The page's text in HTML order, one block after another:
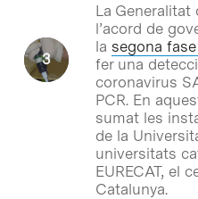
La Generalitat
l’acord de
la segona
fer una
coronavirus
PCR. En
sumat les
de la
universitats
EURECAT, el
Catalunya.